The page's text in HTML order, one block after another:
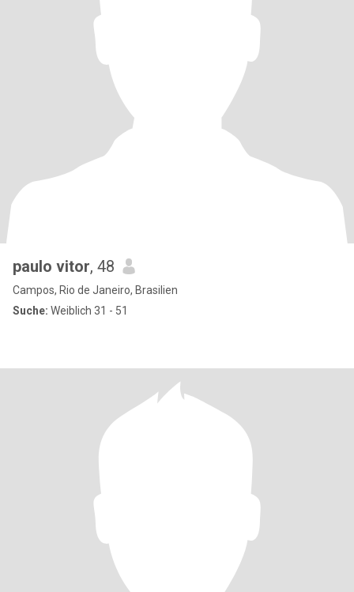
paulo vitor, 48
Campos, Rio de Janeiro, Brasilien
Suche: Weiblich 31 - 51